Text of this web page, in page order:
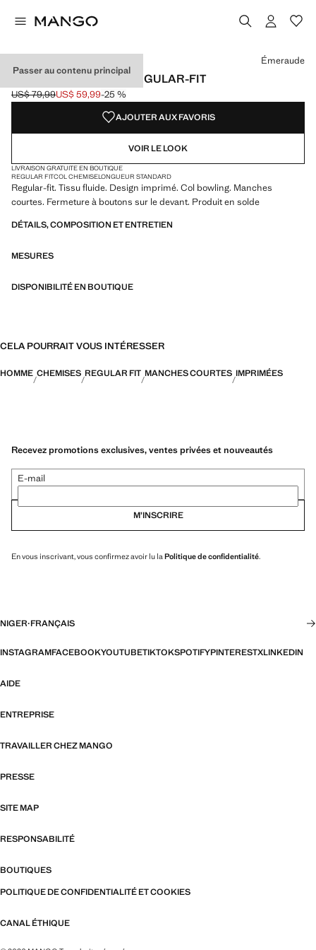
Passer au contenu principal
CHEMISE IMPRIMÉE REGULAR-FIT
Prix initial barré [US$ 79,99 ]
US$ 79,99
Prix actuel [US$ 59,99 ]
US$ 59,99-25 %
Choisissez une couleur
Couleur Émeraude sélectionnée
Émeraude
AJOUTER AUX FAVORIS
VOIR LE LOOK
LIVRAISON GRATUITE EN BOUTIQUE
REGULAR FITCOL CHEMISELONGUEUR STANDARD
Regular-fit. Tissu fluide. Design imprimé. Col bowling. Manches
courtes. Fermeture à boutons sur le devant. Produit en solde
DÉTAILS, COMPOSITION ET ENTRETIEN
MESURES
DISPONIBILITÉ EN BOUTIQUE
CELA POURRAIT VOUS INTÉRESSER
HOMME CHEMISES REGULAR FIT MANCHES COURTES IMPRIMÉES
Recevez promotions exclusives, ventes privées et nouveautés
E-mail
M’INSCRIRE
En vous inscrivant, vous confirmez avoir lu la Politique de confidentialité.
NIGER·FRANÇAIS
INSTAGRAMFACEBOOKYOUTUBETIKTOKSPOTIFYPINTERESTXLINKEDIN
AIDE
ENTREPRISE
TRAVAILLER CHEZ MANGO
PRESSE
SITE MAP
RESPONSABILITÉ
BOUTIQUES
POLITIQUE DE CONFIDENTIALITÉ ET COOKIES
CANAL ÉTHIQUE